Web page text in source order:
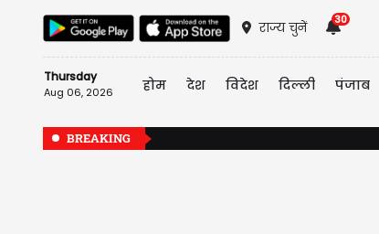
राज्य चुनें
30
Thursday
Aug 06, 2026 होम देश विदेश दिल्ली पंजाब
BREAKING